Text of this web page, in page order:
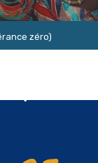
zéro)